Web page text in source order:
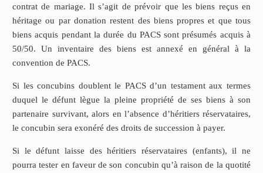
contrat de mariage. Il s’agit de prévoir que les biens reçus en
héritage ou par donation restent des biens propres et que tous
biens acquis pendant la durée du PACS sont présumés acquis à
50/50. Un inventaire des biens est annexé en général à la
convention de PACS.
Si les concubins doublent le PACS d’un testament aux termes
duquel le défunt lègue la pleine propriété de ses biens à son
partenaire survivant, alors en l’absence d’héritiers réservataires,
le concubin sera exonéré des droits de succession à payer.
Si le défunt laisse des héritiers réservataires (enfants), il ne
pourra tester en faveur de son concubin qu’à raison de la quotité